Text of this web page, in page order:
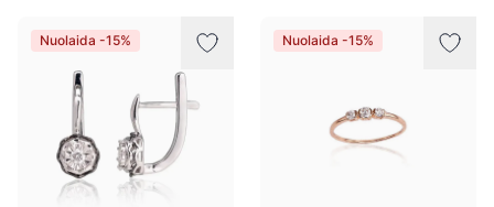
Nuolaida -15% Nuolaida -15%